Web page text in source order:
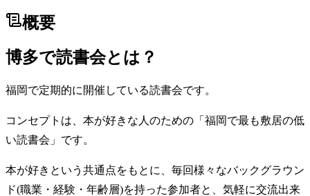
概要
博多で読書会とは？
福岡で定期的に開催している読書会です。
コンセプトは、本が好きな人のための「福岡で最も敷居の低
い読書会」です。
本が好きという共通点をもとに、毎回様々なバックグラウン
ド(職業・経験・年齢層)を持った参加者と、気軽に交流出来